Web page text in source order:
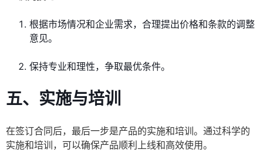
根据市场情况和企业需求，合理提出价格和条款的调整
意见。
保持专业和理性，争取最优条件。
五、实施与培训
在签订合同后，最后一步是产品的实施和培训。通过科学的
实施和培训，可以确保产品顺利上线和高效使用。